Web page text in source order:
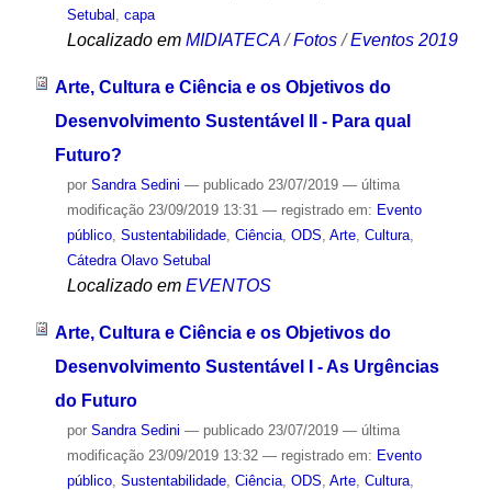
Setubal , capa
Localizado em MIDIATECA /Fotos /Eventos 2019
Arte, Cultura e Ciência e os Objetivos do
Desenvolvimento Sustentável II - Para qual
Futuro?
por Sandra Sedini — publicado23/07/2019 — última
modificação23/09/2019 13:31 — registrado em: Evento
público, Sustentabilidade, Ciência, ODS, Arte, Cultura,
Cátedra Olavo Setubal
Localizado em EVENTOS
Arte, Cultura e Ciência e os Objetivos do
Desenvolvimento Sustentável I - As Urgências
do Futuro
por Sandra Sedini — publicado23/07/2019 — última
modificação23/09/2019 13:32 — registrado em: Evento
público, Sustentabilidade, Ciência, ODS Arte, Cultura,